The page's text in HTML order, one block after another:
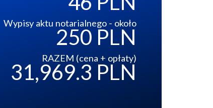
Wypisy aktu notarialnego - około
250 PLN
RAZEM (cena + opłaty)
31,969.3 PLN